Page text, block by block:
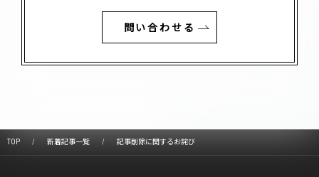
問い合わせる
TOP 新着記事一覧 記事削除に関するお詫び